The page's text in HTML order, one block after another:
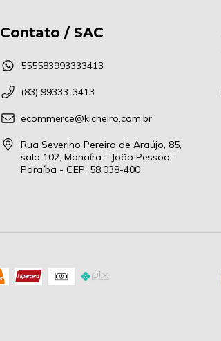
Contato / SAC
555583993333413
(83) 99333-3413
ecommerce@kicheiro.com.br
Rua Severino Pereira de Araújo, 85,
sala 102, Manaíra - João Pessoa -
Paraíba - CEP: 58.038-400